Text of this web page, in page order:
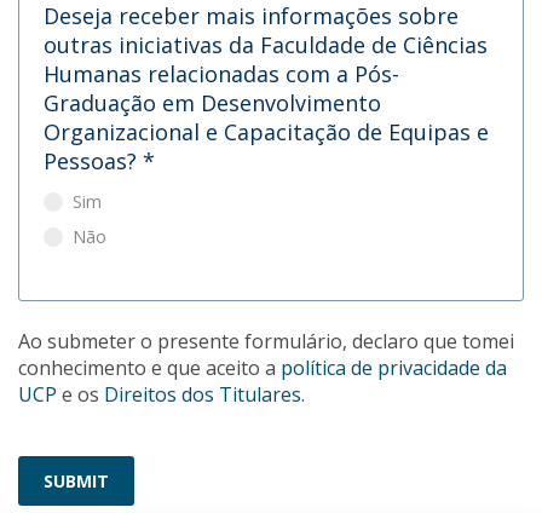
Deseja receber mais informações sobre
outras iniciativas da Faculdade de Ciências
Humanas relacionadas com a Pós-
Graduação em Desenvolvimento
Organizacional e Capacitação de Equipas e
Pessoas? *
Sim
Não
Ao submeter o presente formulário, declaro que tomei
conhecimento e que aceito a política de privacidade da
UCP e os Direitos dos Titulares.
SUBMIT